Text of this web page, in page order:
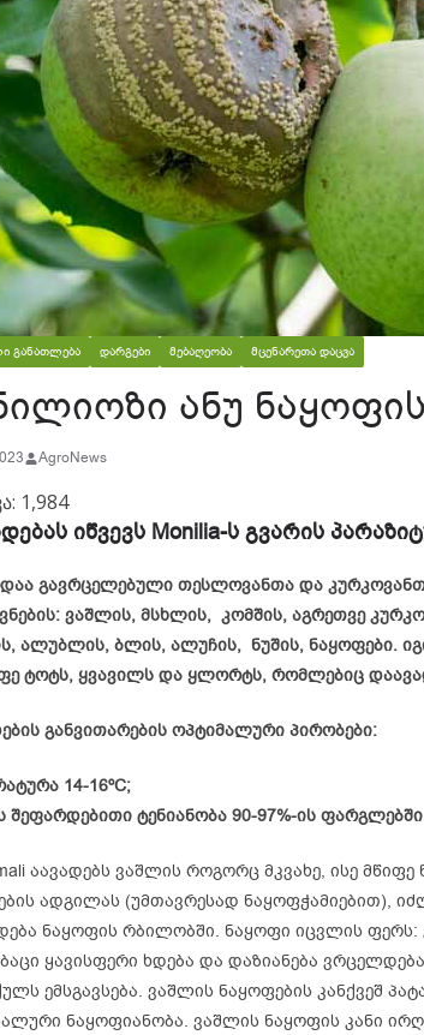
ᲒᲐᲜᲐᲗᲚᲔᲑᲐ ᲓᲐᲠᲒᲔᲑᲘ ᲛᲔᲑᲐᲦᲔᲝᲑᲐ ᲛᲪᲔᲜᲐᲠᲔᲗᲐ ᲓᲐᲪᲕᲐ
ანუ
AgroNews
1,984
იწვევს Monilia-ს გვარის
გავრცელებული თესლოვანთა და
ვაშლის, მსხლის, კომშის, აგრეთვე
ალუბლის, ბლის, ალუჩის, ნუშის, ნაყოფები.
ტოტს, ყვავილს და ყლორტს, რომლებიც
განვითარების ოპტიმალური პირობები:
14-16ºC;
შეფარდებითი ტენიანობა 90-97%-ის
აავადებს ვაშლის როგორც მკვახე, ისე
ადგილას (უმთავრესად ნაყოფჭამიებით),
ნაყოფის რბილობში. ნაყოფი იცვლის ფერს:
ყავისფერი ხდება და დაზიანება
ემსგავსება. ვაშლის ნაყოფების კანქვეშ
ნაყოფიანობა. ვაშლის ნაყოფის კანი